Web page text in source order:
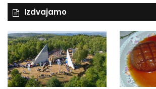
Izdvajamo